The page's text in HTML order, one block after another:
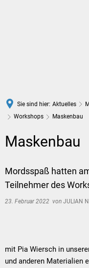
Sie sind hier: Aktuelles
Workshops
Maskenbau
Maskenbau
Mordsspaß hatten
Teilnehmer des
23. Februar 2022 von JULIAN
mit Pia Wiersch in
und anderen Materialien